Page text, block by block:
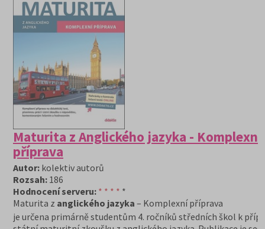
Maturita z Anglického jazyka - Komplexní
příprava
Autor: kolektiv autorů
Rozsah: 186
Hodnocení serveru: * * * * *
Maturita z anglického jazyka – Komplexní příprava
je určena primárně studentům 4. ročníků středních škol k